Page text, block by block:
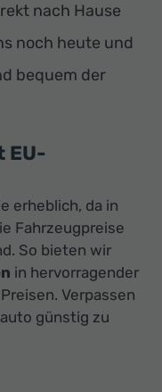
nach Hause
noch heute und
bequem der
EU-
erheblich, da in
Fahrzeugpreise
So bieten wir
in hervorragender
Verpassen
günstig zu